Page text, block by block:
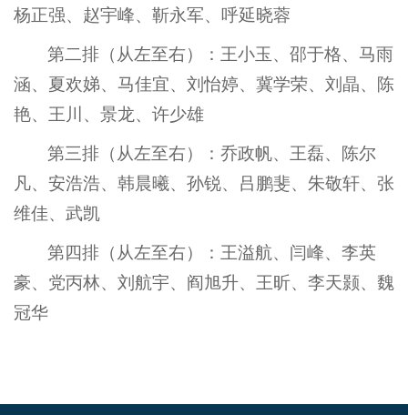
杨正强、赵宇峰、靳永军、呼延晓蓉
第二排（从左至右）：王小玉、邵于格、马雨
涵、夏欢娣、马佳宜、刘怡婷、冀学荣、刘晶、陈
艳、王川、景龙、许少雄
第三排（从左至右）：乔政帆、王磊、陈尔
凡、安浩浩、韩晨曦、孙锐、吕鹏斐、朱敬轩、张
维佳、武凯
第四排（从左至右）：王溢航、闫峰、李英
豪、党丙林、刘航宇、阎旭升、王昕、李天颢、魏
冠华